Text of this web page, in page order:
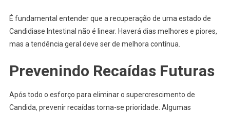
É fundamental entender que a recuperação de uma estado de
Candidiase Intestinal não é linear. Haverá dias melhores e piores,
mas a tendência geral deve ser de melhora contínua.
Prevenindo Recaídas Futuras
Após todo o esforço para eliminar o supercrescimento de
Candida, prevenir recaídas torna-se prioridade. Algumas